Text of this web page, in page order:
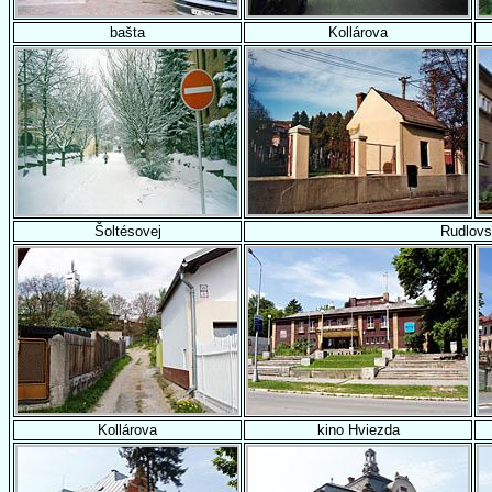
bašta Kollárova
Šoltésovej
Kollárova kino Hviezda